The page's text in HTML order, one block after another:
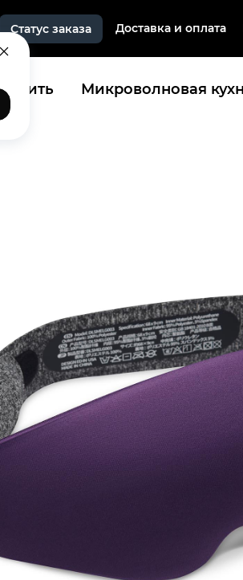
Доставка и оплата
Статус заказа
Микроволновая